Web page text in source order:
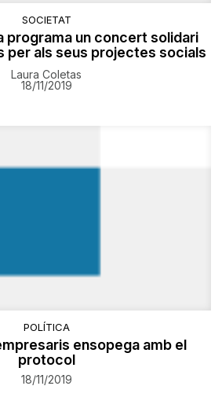
SOCIETAT
programa un concert solidari
per als seus projectes socials
Laura Coletas
18/11/2019
POLÍTICA
ensopega amb el
protocol
18/11/2019